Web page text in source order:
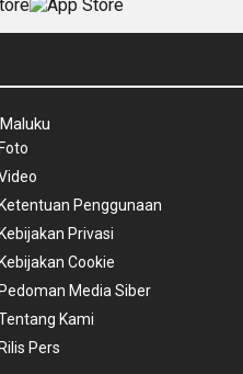
Foto
Ketentuan Penggunaan
Kebijakan Privasi
Kebijakan Cookie
Pedoman Media Siber
Kami
Rilis Pers